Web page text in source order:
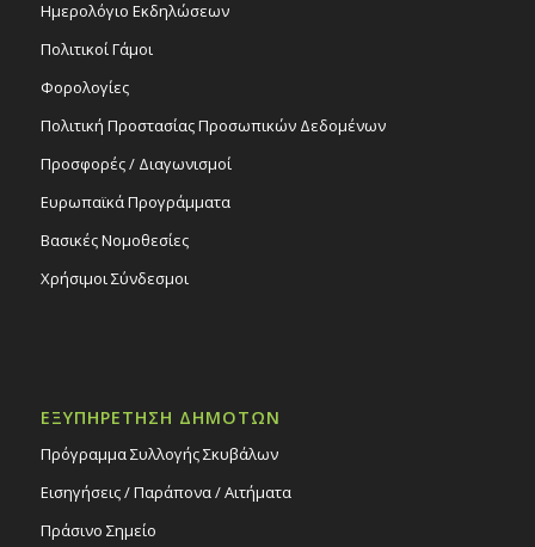
Ημερολόγιο Εκδηλώσεων
Πολιτικοί Γάμοι
Φορολογίες
Πολιτική Προστασίας Προσωπικών Δεδομένων
Προσφορές / Διαγωνισμοί
Ευρωπαϊκά Προγράμματα
Βασικές Νομοθεσίες
Χρήσιμοι Σύνδεσμοι
ΕΞΥΠΗΡΕΤΗΣΗ ΔΗΜΟΤΩΝ
Πρόγραμμα Συλλογής Σκυβάλων
Εισηγήσεις / Παράπονα / Αιτήματα
Πράσινο Σημείο